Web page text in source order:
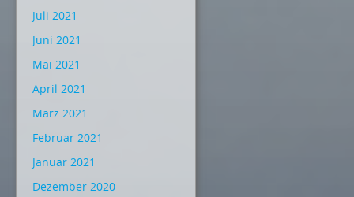
Juli 2021
Juni 2021
Mai 2021
April 2021
März 2021
Februar 2021
Januar 2021
Dezember 2020